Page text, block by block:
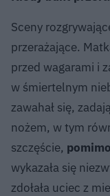
Sceny
przerażające.
przed wagarami i
w śmiertelnym
zawahał się,
nożem, w tym
szczęście,
wykazała się
zdołała uciec z